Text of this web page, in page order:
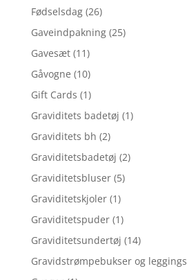
Fødselsdag (26)
Gaveindpakning (25)
Gavesæt (11)
Gåvogne (10)
Gift Cards (1)
Graviditets badetøj (1)
Graviditets bh (2)
Graviditetsbadetøj (2)
Graviditetsbluser (5)
Graviditetskjoler (1)
Graviditetspuder (1)
Graviditetsundertøj (14)
Gravidstrømpebukser og leggings